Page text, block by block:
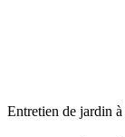
Entretien de jardin